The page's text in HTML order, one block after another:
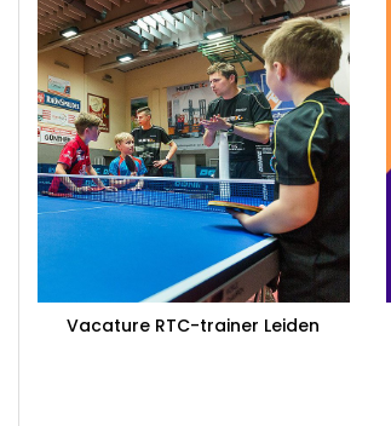
Vacature RTC-trainer Leiden